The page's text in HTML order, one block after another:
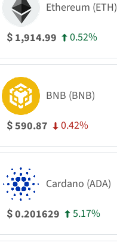
Ethereum (ETH)
$ 1,914.99 0.52%
BNB (BNB)
$590.87 0.42%
Cardano (ADA)
$0.201629 5.17%